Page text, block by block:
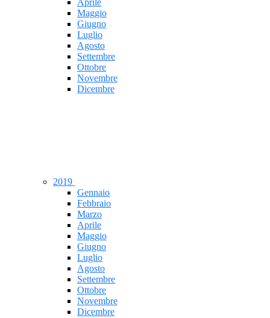
Aprile
Maggio
Giugno
Luglio
Agosto
Settembre
Ottobre
Novembre
Dicembre
2019
Gennaio
Febbraio
Marzo
Aprile
Maggio
Giugno
Luglio
Agosto
Settembre
Ottobre
Novembre
Dicembre